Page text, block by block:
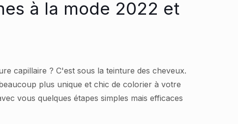
à la mode 2022 et
capillaire ? C'est sous la teinture des cheveux.
plus unique et chic de colorier à votre
vous quelques étapes simples mais efficaces